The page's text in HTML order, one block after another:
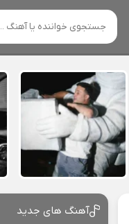
آهنگ های جدید